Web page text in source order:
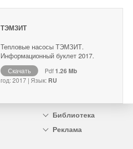
ТЭМЗИТ
Тепловые насосы ТЭМЗИТ.
Информационный буклет 2017.
Скачать Pdf1.26 Mb
год: 2017 | Язык: RU
Библиотека
Реклама